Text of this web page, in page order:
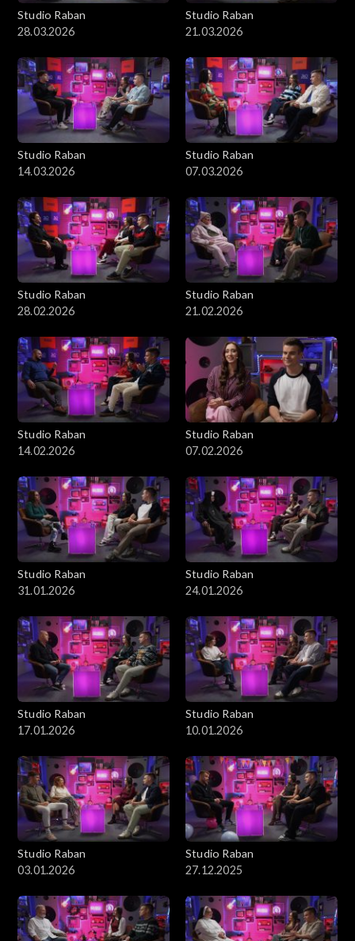
Studio Raban
28.03.2026
Studio Raban
21.03.2026
Studio Raban
14.03.2026
Studio Raban
07.03.2026
Studio Raban
28.02.2026
Studio Raban
21.02.2026
Studio Raban
14.02.2026
Studio Raban
07.02.2026
Studio Raban
31.01.2026
Studio Raban
24.01.2026
Studio Raban
17.01.2026
Studio Raban
10.01.2026
Studio Raban
03.01.2026
Studio Raban
27.12.2025